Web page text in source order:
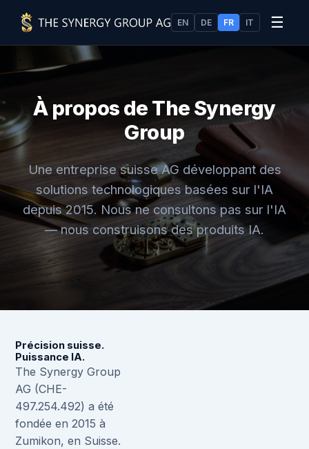
EN DE FR IT ☰
À propos de The Synergy
Group
Une entreprise suisse AG développant des
solutions technologiques basées sur l'IA
depuis 2015. Nous ne consultons pas sur l'IA
— nous construisons des produits IA.
Précision suisse.
Puissance IA.
The Synergy Group
AG (CHE-
497.254.492) a été
fondée en 2015 à
Zumikon, en Suisse.